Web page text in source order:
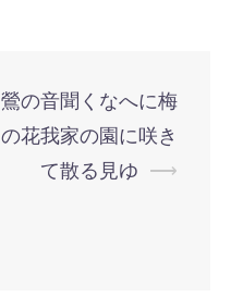
鶯の音聞くなへに梅
の花我家の園に咲き
て散る見ゆ ⟶